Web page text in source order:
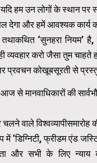
यदि हम उन लोगों के स्थान
देगा और हमें आवश्यक कार्य
‘सुनहरा नियम’
व्यवहार करो जैसा तुम चाहते
प्रवचन कोखूबसूरती से
से मानवाधिकारों की
चलने वाले
‘डिग्निटी, फ्रीडम एंड
और सभी के लिए न्याय